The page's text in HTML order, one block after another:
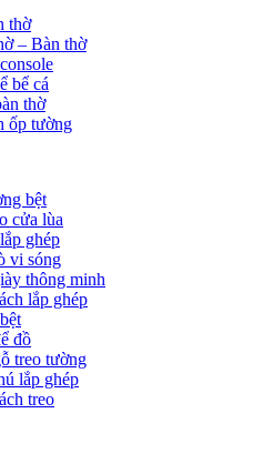
thờ
– Bàn thờ
bể cá
thờ
ốp tường
bệt
cửa lùa
ghép
vi sóng
thông minh
lắp ghép
đồ
treo tường
lắp ghép
treo